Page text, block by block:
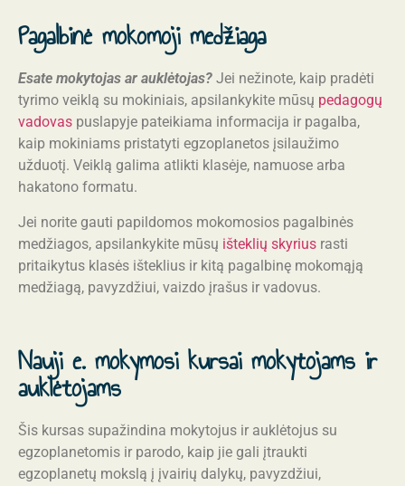
Pagalbinė mokomoji medžiaga
Esate mokytojas ar auklėtojas? Jei nežinote, kaip pradėti
tyrimo veiklą su mokiniais, apsilankykite mūsų pedagogų
vadovas puslapyje pateikiama informacija ir pagalba,
kaip mokiniams pristatyti egzoplanetos įsilaužimo
užduotį. Veiklą galima atlikti klasėje, namuose arba
hakatono formatu.
Jei norite gauti papildomos mokomosios pagalbinės
medžiagos, apsilankykite mūsų išteklių skyrius rasti
pritaikytus klasės išteklius ir kitą pagalbinę mokomąją
medžiagą, pavyzdžiui, vaizdo įrašus ir vadovus.
Nauji e. mokymosi kursai mokytojams ir
auklėtojams
Šis kursas supažindina mokytojus ir auklėtojus su
egzoplanetomis ir parodo, kaip jie gali įtraukti
egzoplanetų mokslą į įvairių dalykų, pavyzdžiui,